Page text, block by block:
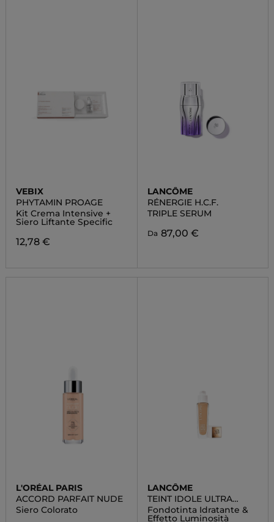
VEBIX
PHYTAMIN PROAGE
Kit Crema Intensive +
Siero Liftante Specific
12,78 €
LANCÔME
RÉNERGIE H.C.F.
TRIPLE SERUM
Da 87,00 €
L'ORÉAL PARIS
ACCORD PARFAIT NUDE
Siero Colorato
LANCÔME
TEINT IDOLE ULTRA
WEAR CARE & GLOW
Fondotinta Idratante &
Effetto Luminosità